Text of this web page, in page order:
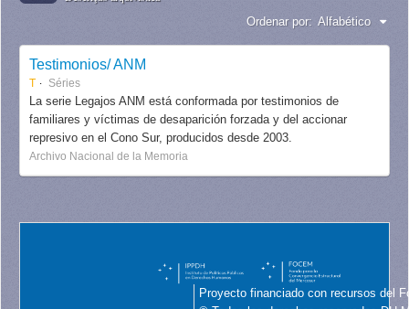
Ordenar por: Alfabético
Testimonios/ ANM
T Séries
La serie Legajos ANM está conformada por testimonios de
familiares y víctimas de desaparición forzada y del accionar
represivo en el Cono Sur, producidos desde 2003.
Archivo Nacional de la Memoria
Proyecto financiado con recursos del